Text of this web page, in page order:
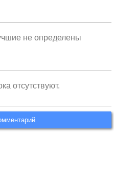
не определены
отсутствуют.